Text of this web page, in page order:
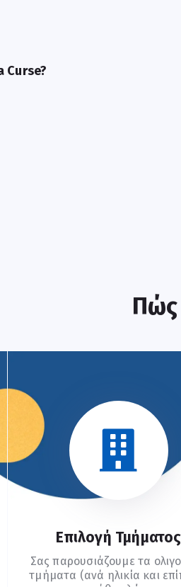
Πώς
Επιλογή Τμήματος
Σας παρουσιάζουμε τα
τμήματα (ανά ηλικία και